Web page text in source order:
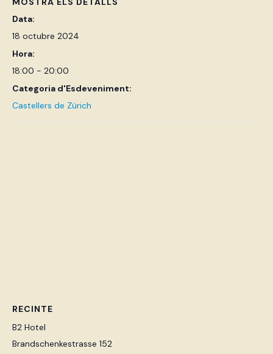
Data:
18 octubre 2024
Hora:
18:00 - 20:00
Categoria d'Esdeveniment:
Castellers de Zürich
RECINTE
B2 Hotel
Brandschenkestrasse 152